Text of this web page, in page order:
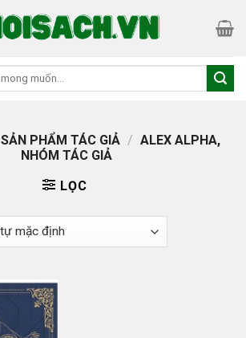
SẢN PHẨM TÁC GIẢ / ALEX ALPHA,
NHÓM TÁC GIẢ
LỌC